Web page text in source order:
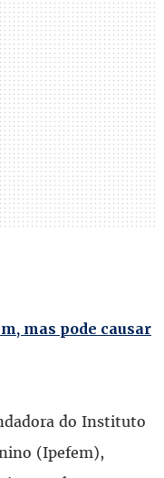
mas pode causar
do Instituto
(Ipefem),